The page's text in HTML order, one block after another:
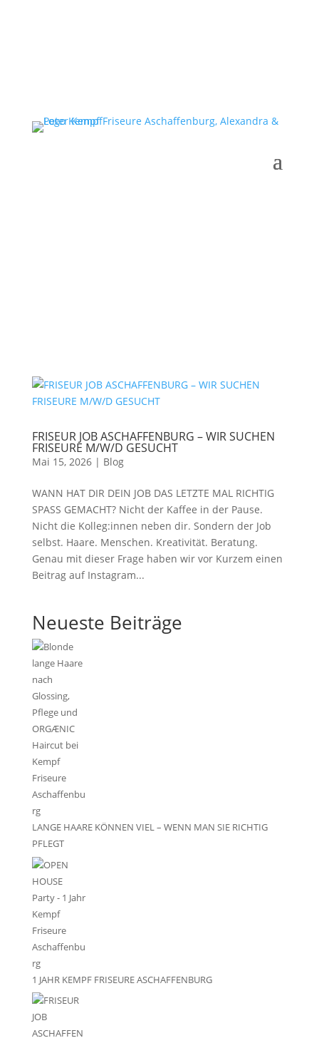
FRISEUR JOB ASCHAFFENBURG – WIR SUCHEN
FRISEURE M/W/D GESUCHT
Mai 15, 2026| Blog
WANN HAT DIR DEIN JOB DAS LETZTE MAL RICHTIG
SPASS GEMACHT? Nicht der Kaffee in der Pause.
Nicht die Kolleg:innen neben dir. Sondern der Job
selbst. Haare. Menschen. Kreativität. Beratung.
Genau mit dieser Frage haben wir vor Kurzem einen
Beitrag auf Instagram...
Neueste Beiträge
LANGE HAARE KÖNNEN VIEL – WENN MAN SIE RICHTIG
PFLEGT
1 JAHR KEMPF FRISEURE ASCHAFFENBURG